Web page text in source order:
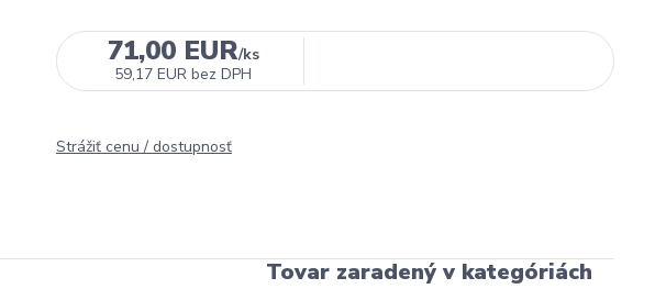
71,00 EUR/ks
59,17 EUR bez DPH
Strážiť cenu / dostupnosť
Tovar zaradený v kategóriách